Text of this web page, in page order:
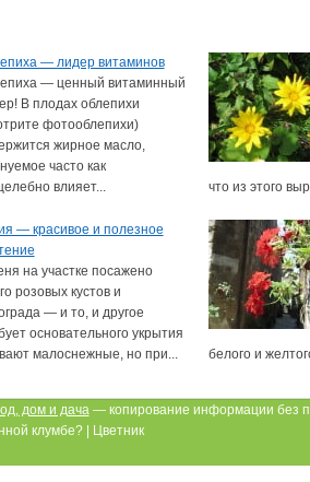
— лидер витаминов
— ценный витаминный
В плодах облепихи
фотооблепихи)
жирное масло,
часто как
влияет...
что из этого
— красивое и полезное
на участке посажено
розовых кустов и
— и то, и другое
основательного укрытия
малоснежные, но при...
белого и
дом и дача — копирование информации без
клумбе? | Цветник